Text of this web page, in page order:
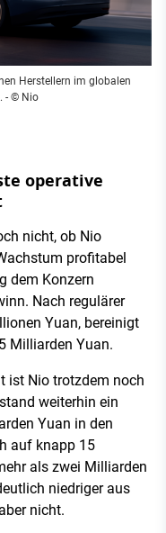
Herstellern im globalen
- © Nio
operative
nicht, ob Nio
profitabel
dem Konzern
Nach regulärer
Yuan, bereinigt
Milliarden Yuan.
ist Nio trotzdem noch
weiterhin ein
Yuan in den
auf knapp 15
als zwei Milliarden
niedriger aus
nicht.